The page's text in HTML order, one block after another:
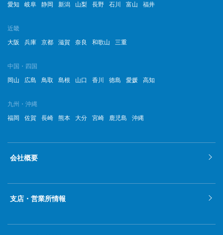
2022年8月
2022年6月
2022年5月
2022年4月
2022年3月
2022年1月
愛知
岐阜 静岡 新潟 山梨 長野 石川 富山 福井
近畿
大阪
兵庫 京都 滋賀 奈良 和歌山 三重
中国・四国
岡山
広島 鳥取 島根 山口 香川 徳島 愛媛 高知
九州・沖縄
福岡
佐賀 長崎 熊本 大分 宮崎 鹿児島 沖縄
会社概要
支店・営業所情報